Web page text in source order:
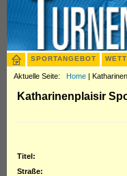
SPORTANGEBOT
Aktuelle Seite: Home |
Katharinenplaisir
Titel:
Straße: